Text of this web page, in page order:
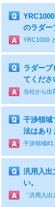
のラダー
ラダープ
てくださ
干渉領域
法はあり
汎用入出
い。